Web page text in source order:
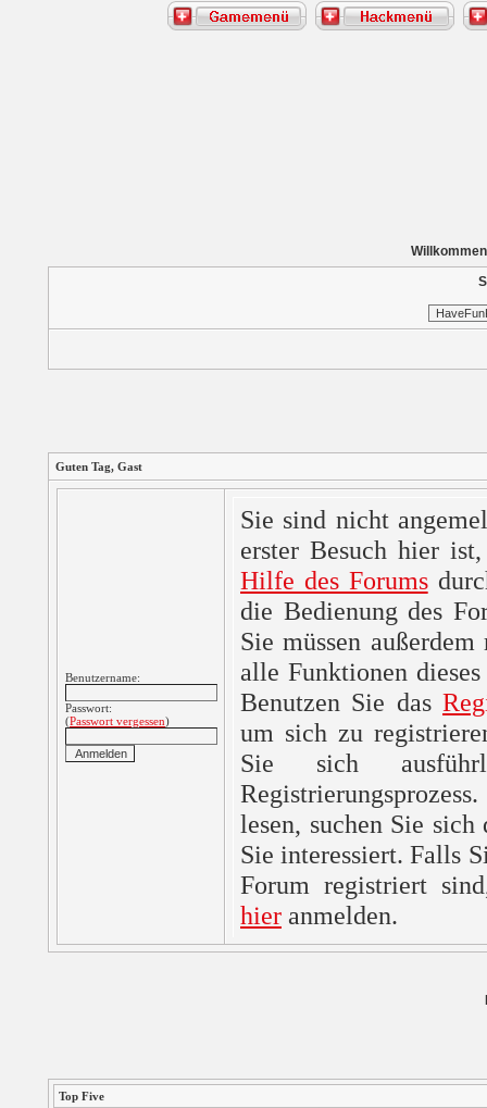
Guten Tag, Gast
Benutzername:
Passwort:
(Passwort vergessen)
Sie sind nicht
erster Besuch hier
Hilfe des Forums
die Bedienung des
Sie müssen
alle Funktionen
Benutzen Sie das
um sich zu
Sie sich
lesen, suchen Sie sich
Sie interessiert. Falls
Forum registriert
hier anmelden.
Top Five